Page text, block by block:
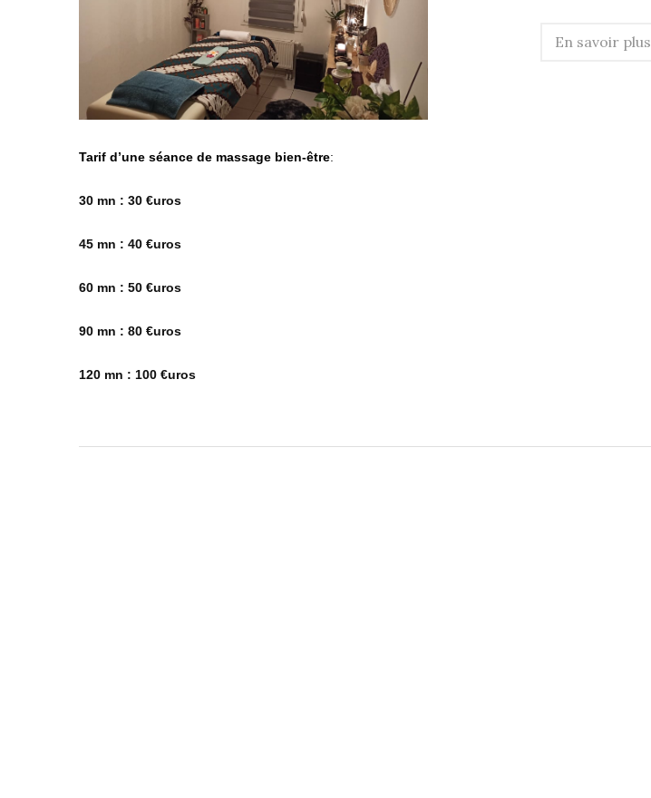
En savoir plus
Tarif d’une séance de massage bien-être:
30 mn : 30 €uros
45 mn : 40 €uros
60 mn : 50 €uros
90 mn : 80 €uros
120 mn : 100 €uros